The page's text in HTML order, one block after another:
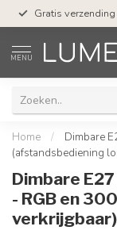
Gratis
MENU
Home /
Dimbare
(afstandsbediening
Dimbare
- RGB en
verkrijgbaar)